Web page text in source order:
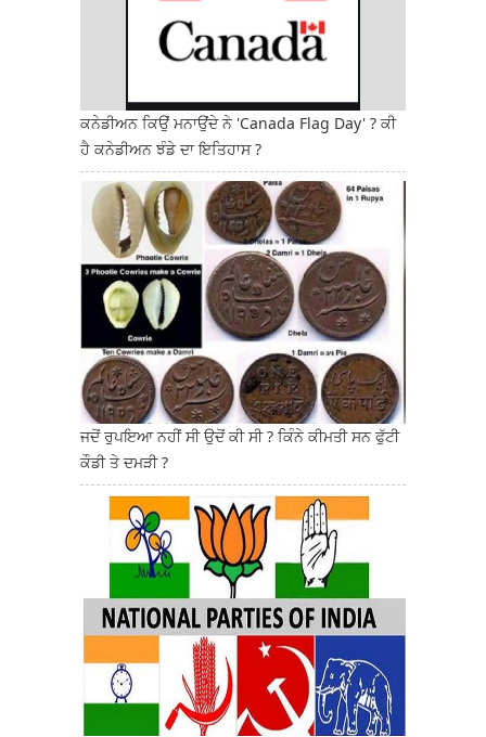
ਕਨੇਡੀਅਨ ਕਿਉਂ ਮਨਾਉਂਦੇ ਨੇ 'Canada Flag Day' ? ਕੀ
ਹੈ ਕਨੇਡੀਅਨ ਝੰਡੇ ਦਾ ਇਤਿਹਾਸ ?
ਜਦੋਂ ਰੁਪਇਆ ਨਹੀਂ ਸੀ ਉਦੋਂ ਕੀ ਸੀ ? ਕਿੰਨੇ ਕੀਮਤੀ ਸਨ ਫੁੱਟੀ
ਕੌਡੀ ਤੇ ਦਮੜੀ ?